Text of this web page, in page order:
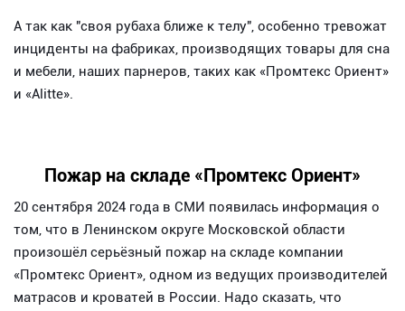
А так как "своя рубаха ближе к телу", особенно тревожат
инциденты на фабриках, производящих товары для сна
и мебели, наших парнеров, таких как «Промтекс Ориент»
и «Alitte».
Пожар на складе «Промтекс Ориент»
20 сентября 2024 года в СМИ появилась информация о
том, что в Ленинском округе Московской области
произошёл серьёзный пожар на складе компании
«Промтекс Ориент», одном из ведущих производителей
матрасов и кроватей в России. Надо сказать, что